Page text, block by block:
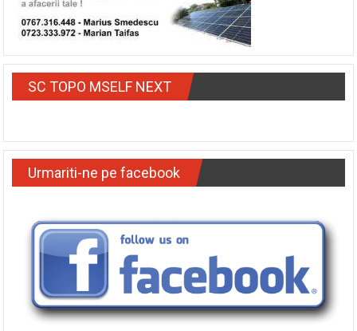
SC TOPO MSELF NEXT
Urmariti-ne pe facebook